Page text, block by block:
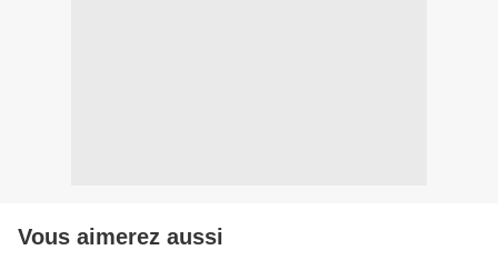
Vous aimerez aussi